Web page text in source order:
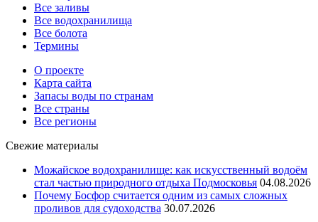
Все заливы
Все водохранилища
Все болота
Термины
О проекте
Карта сайта
Запасы воды по странам
Все страны
Все регионы
Свежие материалы
Можайское водохранилище: как искусственный водоём
стал частью природного отдыха Подмосковья 04.08.2026
Почему Босфор считается одним из самых сложных
проливов для судоходства 30.07.2026